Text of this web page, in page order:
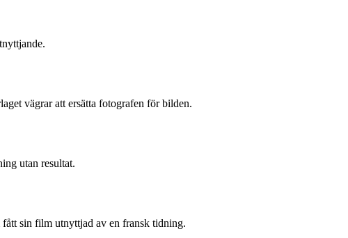
vägrar att ersätta fotografen för bilden.
utan resultat.
sin film utnyttjad av en fransk tidning.